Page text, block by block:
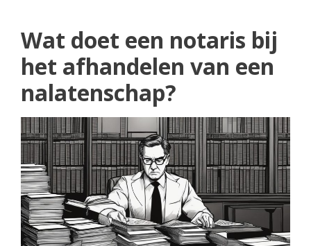
Wat doet een notaris bij
het afhandelen van een
nalatenschap?